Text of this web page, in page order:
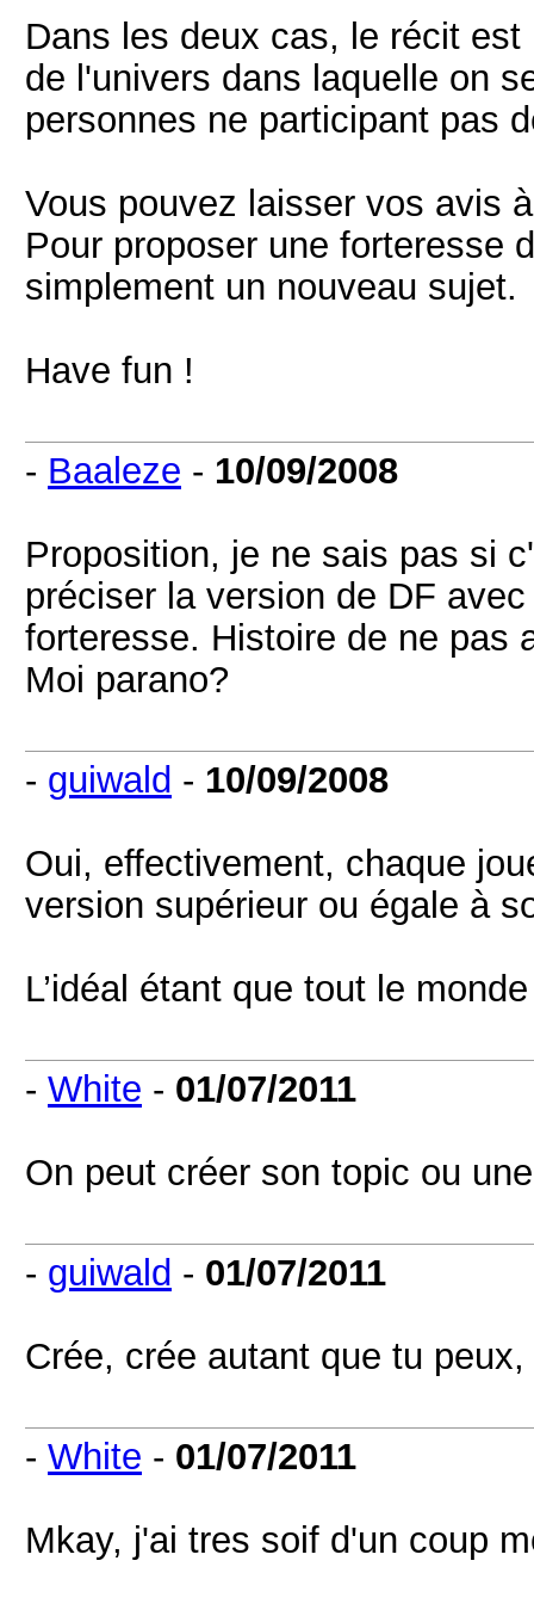
Dans les deux cas, le récit
de l'univers dans laquelle on
personnes ne participant pas
Vous pouvez laisser vos avis
Pour proposer une forteresse
simplement un nouveau sujet.
Have fun !
- Baaleze - 10/09/2008
Proposition, je ne sais pas si
préciser la version de DF
forteresse. Histoire de ne pas
Moi parano?
- guiwald - 10/09/2008
Oui, effectivement, chaque
version supérieur ou égale à
L’idéal étant que tout le
- White - 01/07/2011
On peut créer son topic ou
- guiwald - 01/07/2011
Crée, crée autant que tu
- White - 01/07/2011
Mkay, j'ai tres soif d'un coup